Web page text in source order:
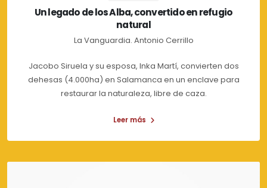
Un legado de los Alba, convertido en refugio
natural
La Vanguardia. Antonio Cerrillo
Jacobo Siruela y su esposa, Inka Martí, convierten dos
dehesas (4.000ha) en Salamanca en un enclave para
restaurar la naturaleza, libre de caza.
Leer más